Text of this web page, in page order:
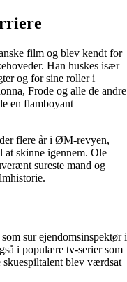
film og blev kendt for
Han huskes især
og for sine roller i
Frode og alle de andre
en flamboyant
flere år i ØM-revyen,
skinne igennem. Ole
sureste mand og
sur ejendomsinspektør i
i populære tv-serier som
blev værdsat